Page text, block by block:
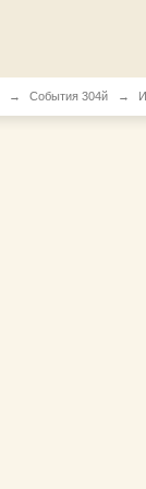
→ События 304й →